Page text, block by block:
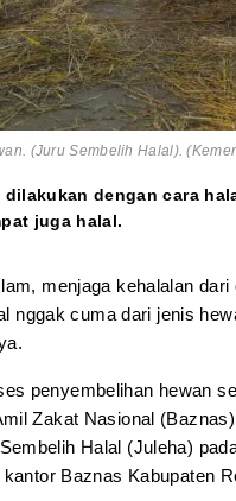
(Juru Sembelih Halal).
dengan cara
juga halal.
menjaga kehalalan
nggak cuma dari jenis
penyembelihan hewan
Zakat Nasional
Halal (Juleha)
Baznas Kabupaten